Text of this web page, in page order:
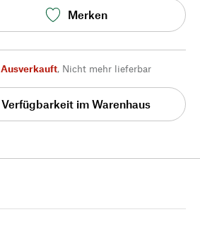
Merken
Ausverkauft, Nicht mehr lieferbar
Verfügbarkeit im Warenhaus